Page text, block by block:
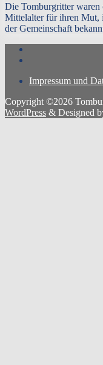
Die Tomburgritter waren
Mittelalter für ihren Mut,
der Gemeinschaft
Impressum und
Copyright ©2026
WordPress & Designed